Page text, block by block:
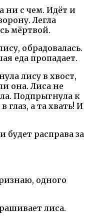
ни с чем. Идёт и
Легла
мёртвой.
обрадовалась.
еда пропадает.
лису в хвост,
она. Лиса не
Подпрыгнула к
глаз, а та хвать! И
будет расправа за
одного
лиса.